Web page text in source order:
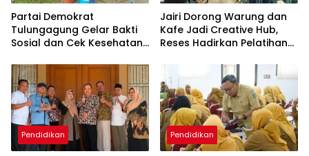
Partai Demokrat
Tulungagung Gelar Bakti
Sosial dan Cek Kesehatan
Jairi Dorong Warung dan
Kafe Jadi Creative Hub,
Reses Hadirkan Pelatihan
Pendidikan Pendidikan